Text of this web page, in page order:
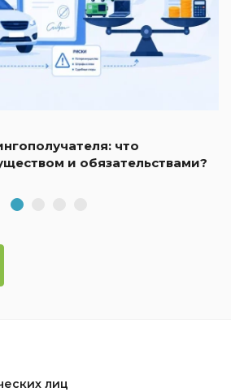
что
и обязательствами?
лиц